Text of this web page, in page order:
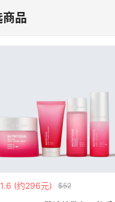
品
(约296元) $52
又去皮爷喝下午茶了
呀
08月07日